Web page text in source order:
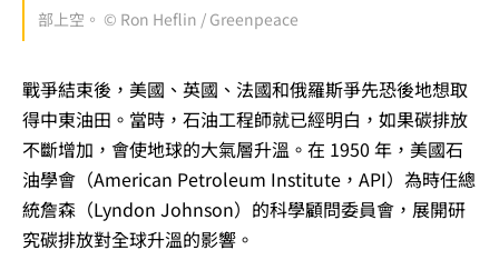
部上空。 © Ron Heflin / Greenpeace
戰爭結束後，美國、英國、法國和俄羅斯爭先恐後地想取
得中東油田。當時，石油工程師就已經明白，如果碳排放
不斷增加，會使地球的大氣層升溫。在 1950 年，美國石
油學會（American Petroleum Institute，API）為時任總
統詹森（Lyndon Johnson）的科學顧問委員會，展開研
究碳排放對全球升溫的影響。